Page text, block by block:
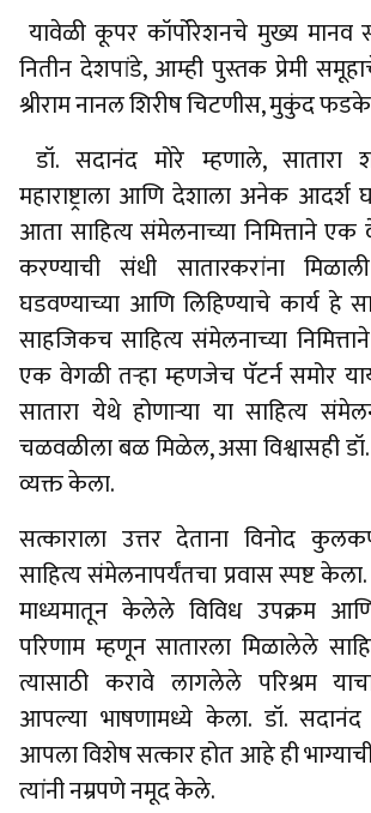
यावेळी कूपर कॉर्पोरेशनचे मुख्य मानव
नितीन देशपांडे, आम्ही पुस्तक प्रेमी समूहाचे
श्रीराम नानल शिरीष चिटणीस, मुकुंद
डॉ. सदानंद मोरे म्हणाले, सातारा
महाराष्ट्राला आणि देशाला अनेक
आता साहित्य संमेलनाच्या निमित्ताने एक
करण्याची संधी सातारकरांना
घडवण्याच्या आणि लिहिण्याचे कार्य हे
साहजिकच साहित्य संमेलनाच्या
एक वेगळी तर्‍हा म्हणजेच पॅटर्न समोर
सातारा येथे होणार्‍या या साहित्य
चळवळीला बळ मिळेल, असा विश्वासही
व्यक्त केला.
सत्काराला उत्तर देताना विनोद
साहित्य संमेलनापर्यंतचा प्रवास स्पष्ट
माध्यमातून केलेले विविध उपक्रम आणि
परिणाम म्हणून सातारला मिळालेले
त्यासाठी करावे लागलेले परिश्रम
आपल्या भाषणामध्ये केला. डॉ. सदानंद
आपला विशेष सत्कार होत आहे ही
त्यांनी नम्रपणे नमूद केले.